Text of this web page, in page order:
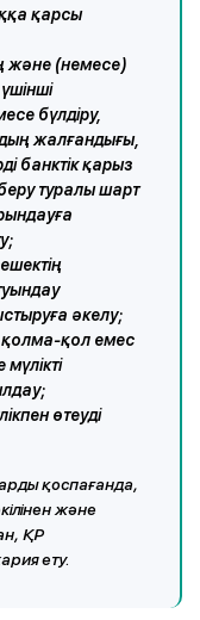
қарсы
және (немесе)
бүлдіру,
жалғандығы,
банктік қарыз
туралы шарт
әкелу;
қол емес
өтеуді
қоспағанда,
және
ҚР
ету.